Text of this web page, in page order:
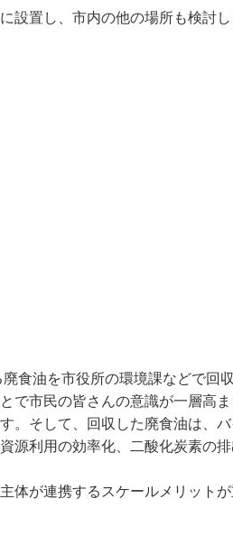
設置し、市内の他の場所も検討し
食油を市役所の環境課などで回
で市民の皆さんの意識が一層高
。そして、回収した廃食油は、
源利用の効率化、二酸化炭素の排
体が連携するスケールメリット